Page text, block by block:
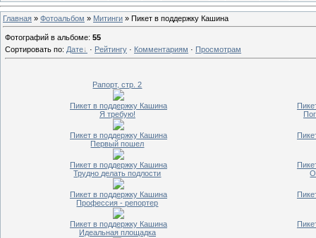
Главная » Фотоальбом » Митинги » Пикет в поддержку Кашина
Фотографий в альбоме: 55
Сортировать по: Дате · Рейтингу · Комментариям · Просмотрам
Рапорт, стр. 2
Пикет в поддержку Кашина
Я требую!
Пикет в поддержку Кашина
Первый пошел
Пикет в поддержку Кашина
Трудно делать подлости
Пикет в поддержку Кашина
Профессия - репортер
Пикет в поддержку Кашина
Идеальная площадка